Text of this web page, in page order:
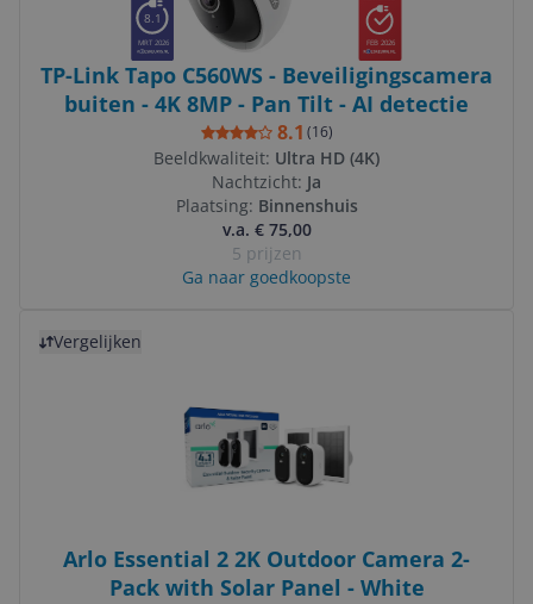
8.1
MRT 2026 FEB 2026
TP-Link Tapo C560WS - Beveiligingscamera
buiten - 4K 8MP - Pan Tilt - AI detectie
8.1 (16)
Beeldkwaliteit: Ultra HD (4K)
Nachtzicht: Ja
Plaatsing: Binnenshuis
v.a. € 75,00
5 prijzen
Ga naar goedkoopste
Vergelijken
Arlo Essential 2 2K Outdoor Camera 2-
Pack with Solar Panel - White